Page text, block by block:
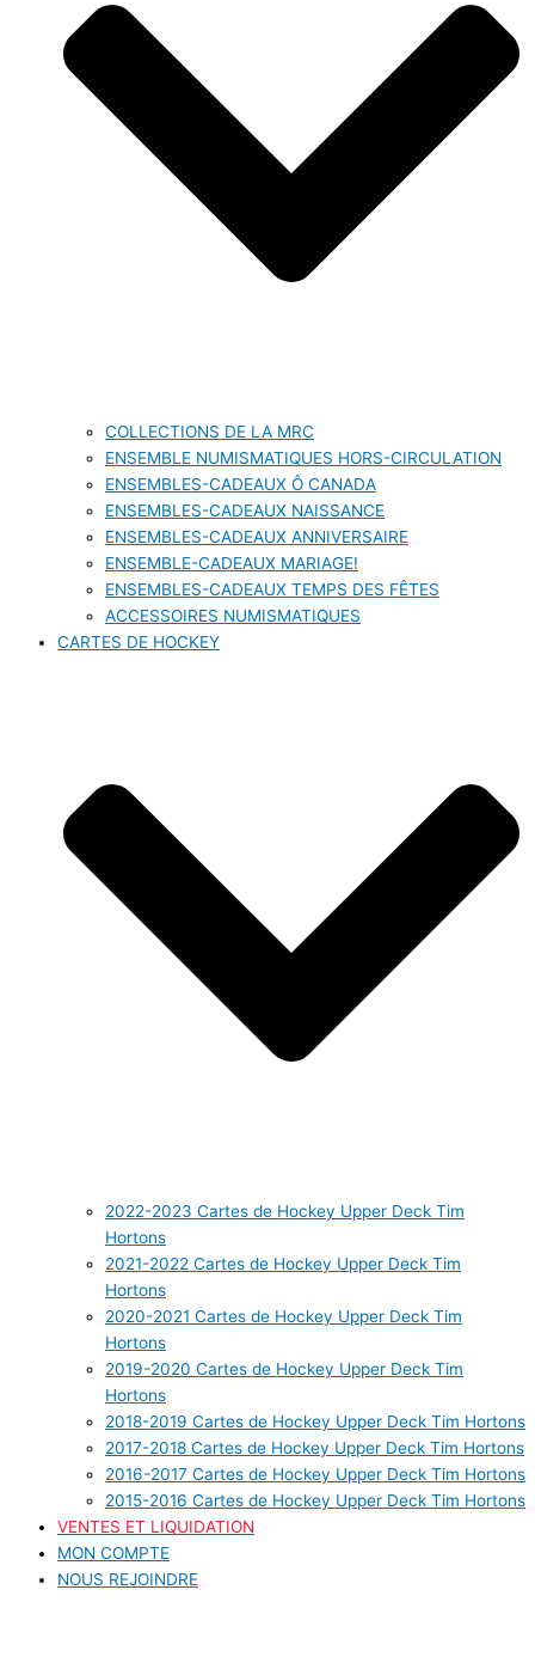
COLLECTIONS DE LA MRC
ENSEMBLE NUMISMATIQUES HORS-CIRCULATION
ENSEMBLES-CADEAUX Ô CANADA
ENSEMBLES-CADEAUX NAISSANCE
ENSEMBLES-CADEAUX ANNIVERSAIRE
ENSEMBLE-CADEAUX MARIAGE!
ENSEMBLES-CADEAUX TEMPS DES FÊTES
ACCESSOIRES NUMISMATIQUES
CARTES DE HOCKEY
2022-2023 Cartes de Hockey Upper Deck Tim
Hortons
2021-2022 Cartes de Hockey Upper Deck Tim
Hortons
2020-2021 Cartes de Hockey Upper Deck Tim
Hortons
2019-2020 Cartes de Hockey Upper Deck Tim
Hortons
2018-2019 Cartes de Hockey Upper Deck Tim Hortons
2017-2018 Cartes de Hockey Upper Deck Tim Hortons
2016-2017 Cartes de Hockey Upper Deck Tim Hortons
2015-2016 Cartes de Hockey Upper Deck Tim Hortons
VENTES ET LIQUIDATION
MON COMPTE
NOUS REJOINDRE